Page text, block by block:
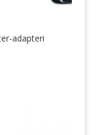
adapteri